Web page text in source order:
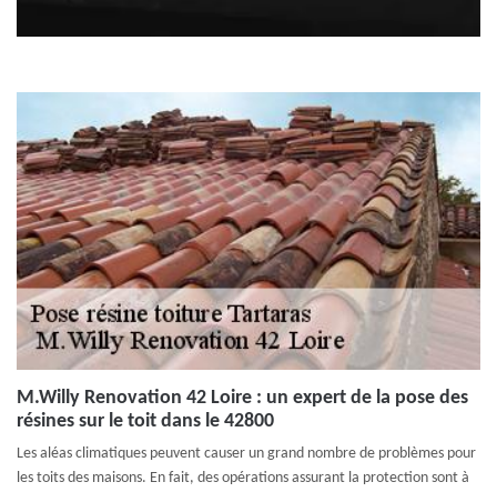
M.Willy Renovation 42 Loire : un expert de la pose des
résines sur le toit dans le 42800
Les aléas climatiques peuvent causer un grand nombre de problèmes pour
les toits des maisons. En fait, des opérations assurant la protection sont à